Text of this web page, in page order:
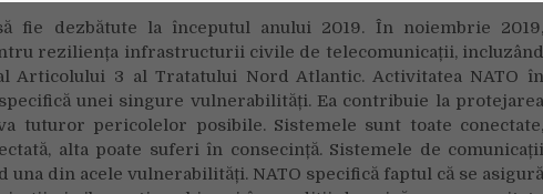
fie dezbătute la începutul anului 2019. În noiembrie 2019,
reziliența infrastructurii civile de telecomunicații, incluzând
Articolului 3 al Tratatului Nord Atlantic. Activitatea NATO în
unei singure vulnerabilități. Ea contribuie la protejarea
tuturor pericolelor posibile. Sistemele sunt toate conectate,
alta poate suferi în consecință. Sistemele de comunicații
din acele vulnerabilități. NATO specifică faptul că se asigură